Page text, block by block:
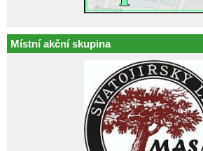
Místní akční skupina